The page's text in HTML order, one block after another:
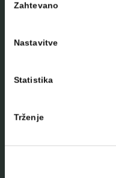
soglasja
Zahtevano
Nastavitve
Statistika
Trženje